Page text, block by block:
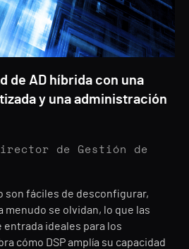
de AD híbrida con una
y una administración
de Gestión de
son fáciles de desconfigurar,
menudo se olvidan, lo que las
ideales para los
cómo DSP amplía su capacidad